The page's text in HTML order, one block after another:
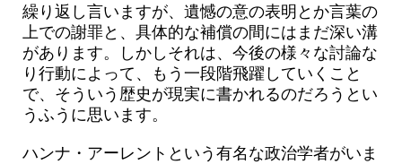
繰り返し言いますが、遺憾の意の表明とか言葉の
上での謝罪と、具体的な補償の間にはまだ深い溝
があります。しかしそれは、今後の様々な討論な
り行動によって、もう一段階飛躍していくこと
で、そういう歴史が現実に書かれるのだろうとい
うふうに思います。
ハンナ・アーレントという有名な政治学者がいま